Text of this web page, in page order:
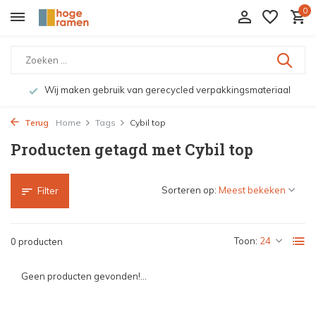
0
Wij maken gebruik van gerecycled verpakkingsmateriaal
Terug Home Tags Cybil top
Producten getagd met Cybil top
Filter
0 producten Toon:
Sorteren op:
Geen producten gevonden!...